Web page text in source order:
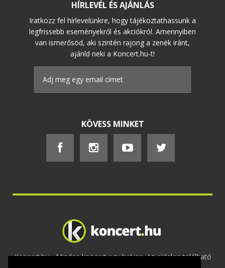
HÍRLEVÉL ÉS AJÁNLÁS
Iratkozz fel hírlevelünkre, hogy tájékoztathassunk a
legfrissebb eseményekről és akciókról. Amennyiben
van ismerősöd, aki szintén rajong a zenék iránt,
ajánld neki a Koncert.hu-t!
KÖVESS MINKET
Koncert.hu - Minden koncert egy helyen. Az oldalon található